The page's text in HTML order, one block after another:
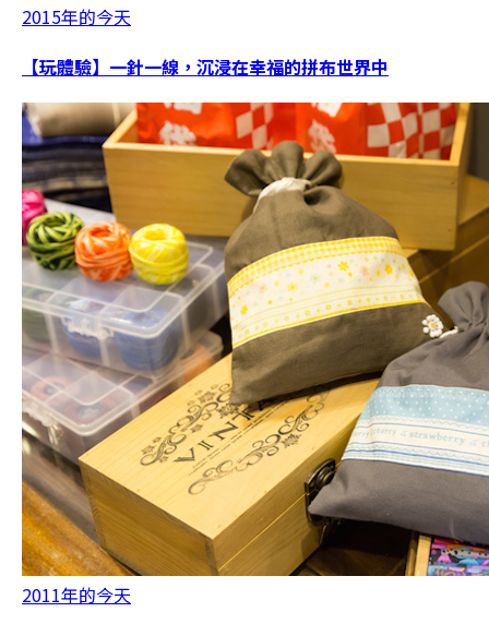
2015年的今天
【玩體驗】一針一線，沉浸在幸福的拼布世界中
2011年的今天